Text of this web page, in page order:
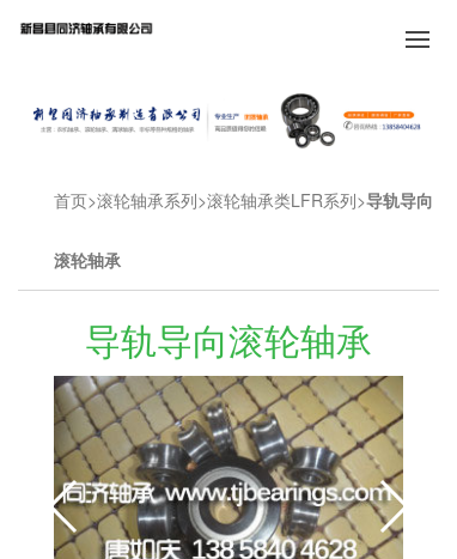
首页 滚轮轴承系列 滚轮轴承类LFR系列 导轨导向
滚轮轴承
导轨导向滚轮轴承